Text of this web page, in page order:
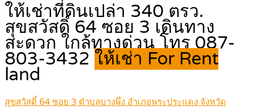
ให้เช่าที่ดินเปล่า 340 ตรว.
สุขสวัสดิ์ 64 ซอย 3 เดินทาง
สะดวก ใกล้ทางด่วน โทร 087-
803-3432 ให้เช่า For Rent
land
สุขสวัสดิ์ 64 ซอย 3 ตำบลบางพึ่ง อำเภอพระประแดง จังหวัด